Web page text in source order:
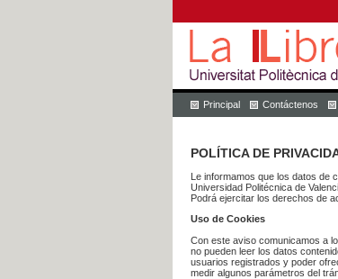
Principal Contáctenos
POLÍTICA DE
Le informamos que los datos de
Universidad Politécnica de
Podrá ejercitar los derechos de
Uso de Cookies
Con este aviso comunicamos a
no pueden leer los datos
usuarios registrados y poder
medir algunos parámetros del